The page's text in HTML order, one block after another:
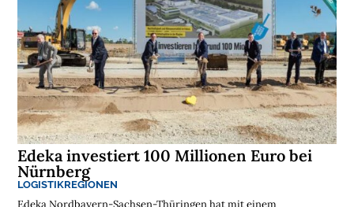
Edeka investiert 100 Millionen Euro bei
Nürnberg
LOGISTIKREGIONEN
Edeka Nordbayern-Sachsen-Thüringen hat mit einem